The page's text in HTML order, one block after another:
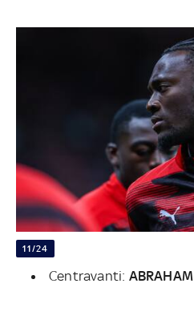
11/24
Centravanti: ABRAHAM